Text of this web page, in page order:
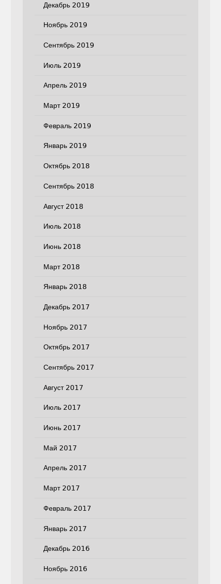
Декабрь 2019
Ноябрь 2019
Сентябрь 2019
Июль 2019
Апрель 2019
Март 2019
Февраль 2019
Январь 2019
Октябрь 2018
Сентябрь 2018
Август 2018
Июль 2018
Июнь 2018
Март 2018
Январь 2018
Декабрь 2017
Ноябрь 2017
Октябрь 2017
Сентябрь 2017
Август 2017
Июль 2017
Июнь 2017
Май 2017
Апрель 2017
Март 2017
Февраль 2017
Январь 2017
Декабрь 2016
Ноябрь 2016